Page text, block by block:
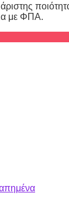
με ΦΠΑ.